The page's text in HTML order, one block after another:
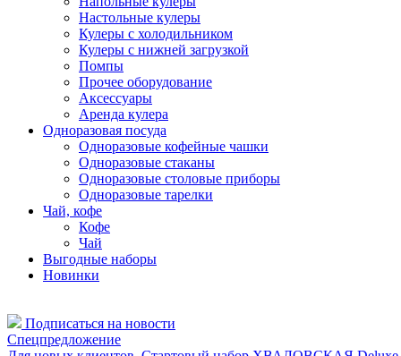
Настольные кулеры
Кулеры с холодильником
Кулеры с нижней загрузкой
Помпы
Прочее оборудование
Аксессуары
Аренда кулера
Одноразовая посуда
Одноразовые кофейные чашки
Одноразовые стаканы
Одноразовые столовые приборы
Одноразовые тарелки
Чай, кофе
Кофе
Чай
Выгодные наборы
Новинки
Подписаться на новости
Спецпредложение